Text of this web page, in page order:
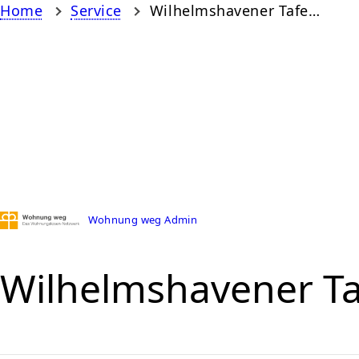
Home Service Wilhelmshavener Tafel e.V.
Wohnung weg Admin
Wilhelmshavener